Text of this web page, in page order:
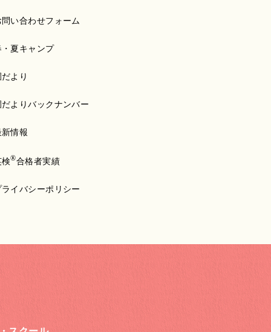
問い合わせフォーム
・夏キャンプ
より
だよりバックナンバー
新情報
検®合格者実績
ライバシーポリシー